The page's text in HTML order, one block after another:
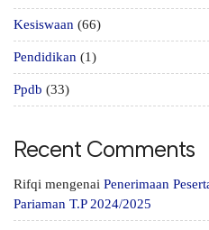
Kesiswaan (66)
Pendidikan (1)
Ppdb (33)
Recent Comments
Rifqi mengenai Penerimaan
Pariaman T.P 2024/2025